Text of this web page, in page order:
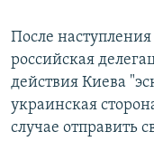
После
российская
действия Киева
украинская
случае отправить